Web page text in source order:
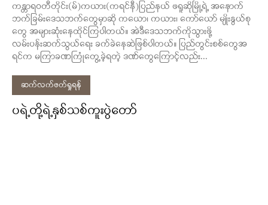
ကန္တာရဝတီတိုင်း(မ်)ကယား(ကရင်နီ)ပြည်နယ် ဖရူဆိုမြို့ရဲ့ အနောက်
ဘက်ခြမ်းဒေသဘက်တွေမှာဆို ကယော၊ ကယား၊ ကော်ယော် မျိုးနွယ်စု
တွေ အများဆုံးနေထိုင်ကြပါတယ်။ အဲဒီဒေသဘက်ကိုသွားဖို့
လမ်းပန်းဆက်သွယ်ရေး ခက်ခဲနေဆဲဖြစ်ပါတယ်။ ပြည်တွင်းစစ်တွေအ
ရင်က မကြာခဏကြုံတွေ့ခဲ့ရတဲ့ ဒဏ်တွေကြောင့်လည်း...
ဆက်လက်ဖတ်ရှုရန်
ပရဲ့တို့ရဲ့နှစ်သစ်ကူးပွဲတော်